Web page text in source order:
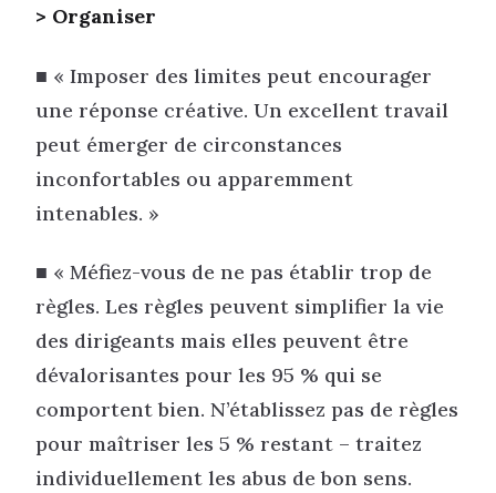
> Organiser
■ « Imposer des limites peut encourager
une réponse créative. Un excellent travail
peut émerger de circonstances
inconfortables ou apparemment
intenables. »
■ « Méfiez-vous de ne pas établir trop de
règles. Les règles peuvent simplifier la vie
des dirigeants mais elles peuvent être
dévalorisantes pour les 95 % qui se
comportent bien. N’établissez pas de règles
pour maîtriser les 5 % restant – traitez
individuellement les abus de bon sens.